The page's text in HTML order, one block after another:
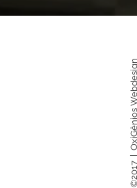
©2017 |